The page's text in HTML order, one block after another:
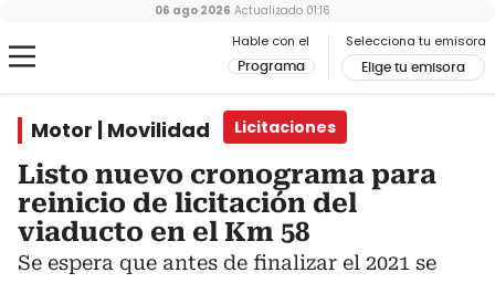
Hable con el
Programa
Selecciona tu emisora
Elige tu emisora
06 ago 2026 Actualizado 01:16
Motor | Movilidad Licitaciones
Listo nuevo cronograma para
reinicio de licitación del
viaducto en el Km 58
Se espera que antes de finalizar el 2021 se